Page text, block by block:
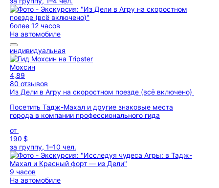
более 12 часов
На автомобиле
индивидуальная
Мохсин
4,89
80 отзывов
Из Дели в Агру на скоростном поезде (всё включено)
Посетить Тадж-Махал и другие знаковые места
города в компании профессионального гида
от
190 $
за группу, 1–10 чел.
9 часов
На автомобиле